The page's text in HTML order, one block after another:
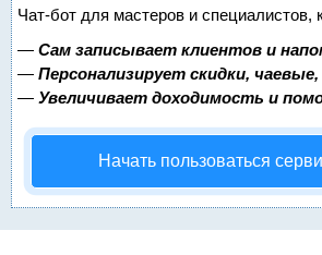
Чат-бот для мастеров и специалистов,
— Сам записывает клиентов и
— Персонализирует скидки,
— Увеличивает доходимость и
Начать пользоваться